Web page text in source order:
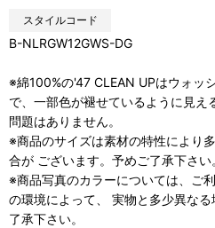
スタイルコード
B-NLRGW12GWS-DG
※綿100%の'47 CLEAN UPはウォッ
で、一部色が褪せているように見え
問題はありません。
※商品のサイズは素材の特性により
合が ございます。予めご了承下さい
※商品写真のカラーについては、ご
の環境によって、 実物と多少異な
了承下さい。